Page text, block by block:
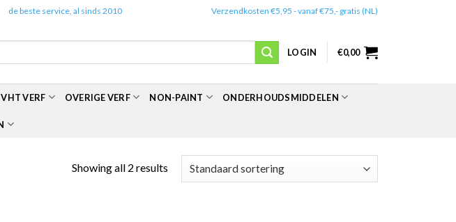
de beste service, al sinds 2010 Verzendkosten €5,95 - vanaf €75,- gratis (NL)
LOGIN €0,00
VHT VERF OVERIGE VERF NON-PAINT ONDERHOUDSMIDDELEN
Showing all 2 results